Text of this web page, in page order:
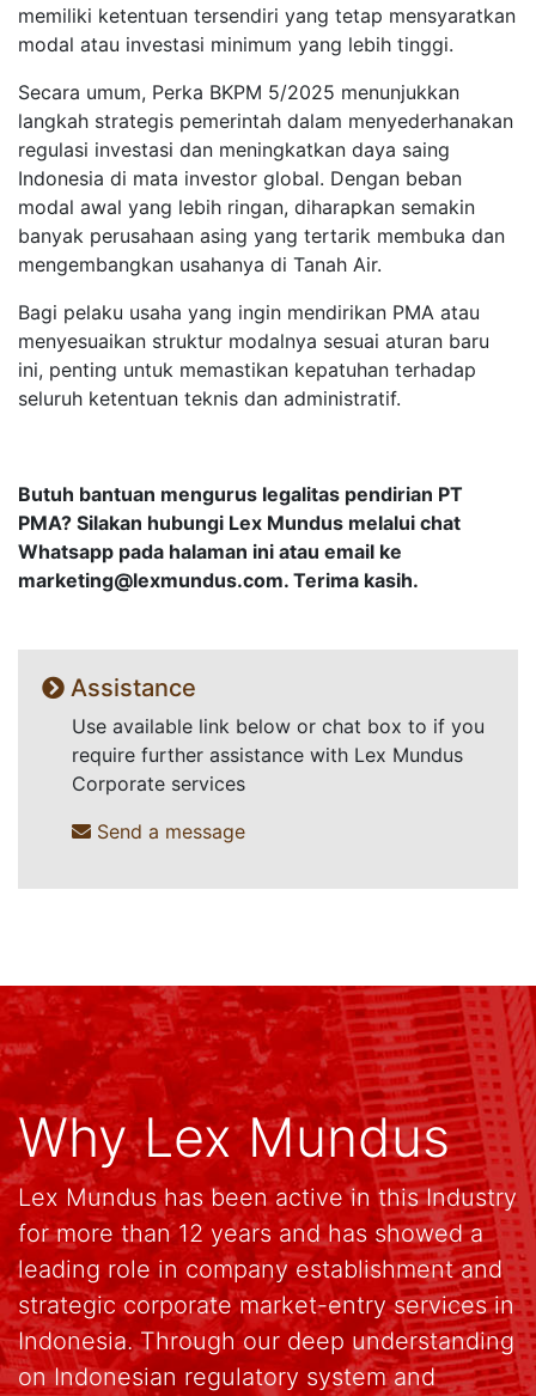
memiliki ketentuan tersendiri yang tetap mensyaratkan
modal atau investasi minimum yang lebih tinggi.
Secara umum, Perka BKPM 5/2025 menunjukkan
langkah strategis pemerintah dalam menyederhanakan
regulasi investasi dan meningkatkan daya saing
Indonesia di mata investor global. Dengan beban
modal awal yang lebih ringan, diharapkan semakin
banyak perusahaan asing yang tertarik membuka dan
mengembangkan usahanya di Tanah Air.
Bagi pelaku usaha yang ingin mendirikan PMA atau
menyesuaikan struktur modalnya sesuai aturan baru
ini, penting untuk memastikan kepatuhan terhadap
seluruh ketentuan teknis dan administratif.
Butuh bantuan mengurus legalitas pendirian PT
PMA? Silakan hubungi Lex Mundus melalui chat
Whatsapp pada halaman ini atau email ke
marketing@lexmundus.com. Terima kasih.
Assistance
Use available link below or chat box to if you
require further assistance with Lex Mundus
Corporate services
Send a message
Why Lex Mundus
Lex Mundus has been active in this Industry
for more than 12 years and has showed a
leading role in company establishment and
strategic corporate market-entry services in
Indonesia. Through our deep understanding
on Indonesian regulatory system and